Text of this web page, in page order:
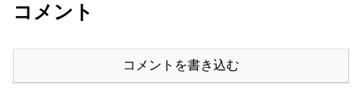
コメント
コメントを書き込む